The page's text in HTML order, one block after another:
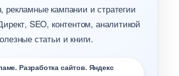
кампании и стратегии
SEO, контентом, аналитикой
статьи и книги.
Разработка сайтов. Яндекс